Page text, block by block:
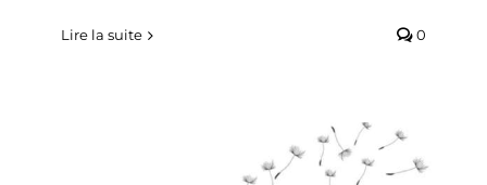
Lire la suite 0